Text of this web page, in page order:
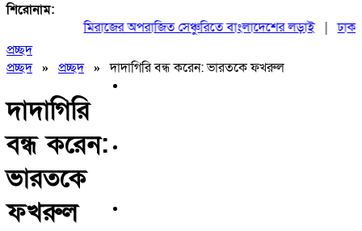
শিরোনাম:
মিরাজের অপরাজিত সেঞ্চুরিতে বাংলাদেশের লড়াই| ঢাকায়
প্রচ্ছদ
প্রচ্ছদ» প্রচ্ছদ»দাদাগিরি বন্ধ করেন: ভারতকে ফখরুল
দাদাগিরি
বন্ধ করেন:
ভারতকে
ফখরুল